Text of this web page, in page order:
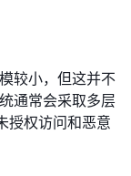
较小，但这并不
通常会采取多层
授权访问和恶意